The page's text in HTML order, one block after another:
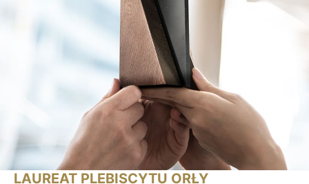
LAUREAT PLEBISCYTU ORŁY